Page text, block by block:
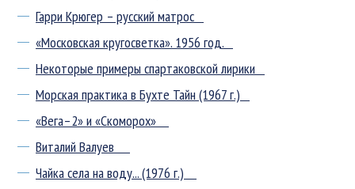
Гарри Крюгер – русский матрос
«Московская кругосветка». 1956 год.
Некоторые примеры спартаковской лирики
Морская практика в Бухте Тайн (1967 г.)
«Вега–2» и «Скоморох»
Виталий Валуев
Чайка села на воду... (1976 г.)